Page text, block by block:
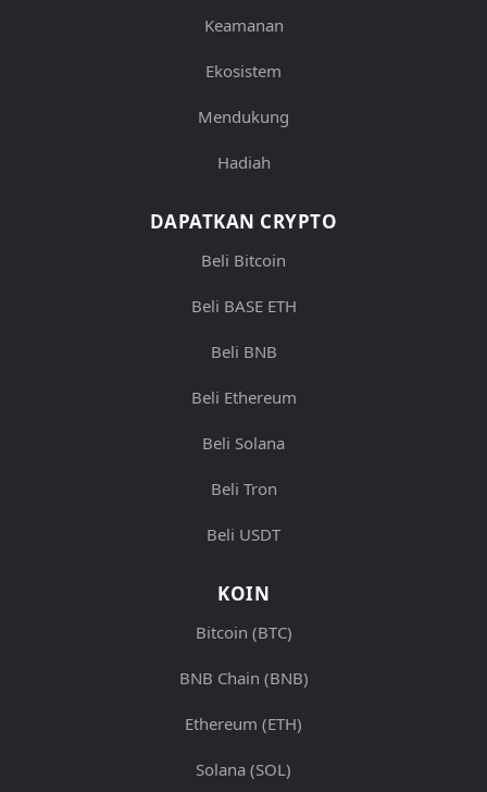
Keamanan
Ekosistem
Mendukung
Hadiah
DAPATKAN CRYPTO
Beli Bitcoin
Beli BASE ETH
Beli BNB
Beli Ethereum
Beli Solana
Beli Tron
Beli USDT
KOIN
Bitcoin (BTC)
BNB Chain (BNB)
Ethereum (ETH)
Solana (SOL)